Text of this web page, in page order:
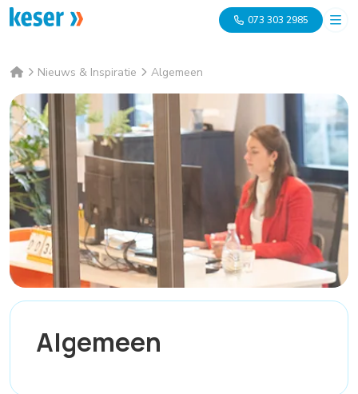
073 303 2985
Nieuws & Inspiratie Algemeen
Algemeen